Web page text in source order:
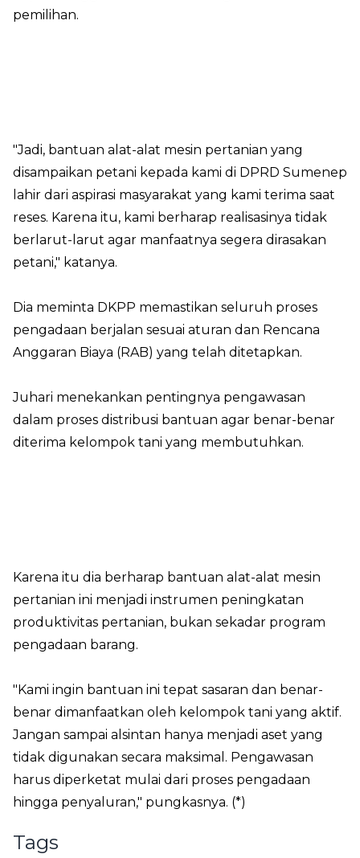
pemilihan.
"Jadi, bantuan alat-alat mesin pertanian yang
disampaikan petani kepada kami di DPRD Sumenep
lahir dari aspirasi masyarakat yang kami terima saat
reses. Karena itu, kami berharap realisasinya tidak
berlarut-larut agar manfaatnya segera dirasakan
petani," katanya.
Dia meminta DKPP memastikan seluruh proses
pengadaan berjalan sesuai aturan dan Rencana
Anggaran Biaya (RAB) yang telah ditetapkan.
Juhari menekankan pentingnya pengawasan
dalam proses distribusi bantuan agar benar-benar
diterima kelompok tani yang membutuhkan.
Karena itu dia berharap bantuan alat-alat mesin
pertanian ini menjadi instrumen peningkatan
produktivitas pertanian, bukan sekadar program
pengadaan barang.
"Kami ingin bantuan ini tepat sasaran dan benar-
benar dimanfaatkan oleh kelompok tani yang aktif.
Jangan sampai alsintan hanya menjadi aset yang
tidak digunakan secara maksimal. Pengawasan
harus diperketat mulai dari proses pengadaan
hingga penyaluran," pungkasnya. (*)
Tags